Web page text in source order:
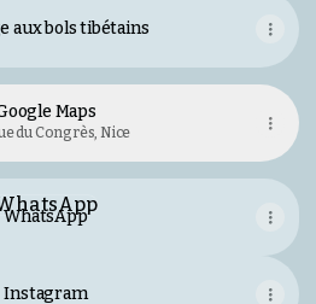
aux bols tibétains
Maps
du Congrès, Nice
WhatsApp
Instagram